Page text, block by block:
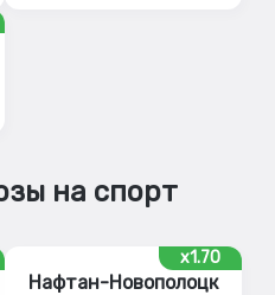
на спорт
x1.70
Нафтан-Новополоцк